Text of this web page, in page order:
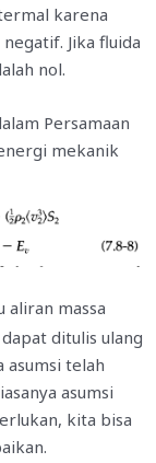
karena
Jika fluida
nol.
Persamaan
mekanik
aliran massa
ditulis ulang
asumsi telah
asumsi
kita bisa